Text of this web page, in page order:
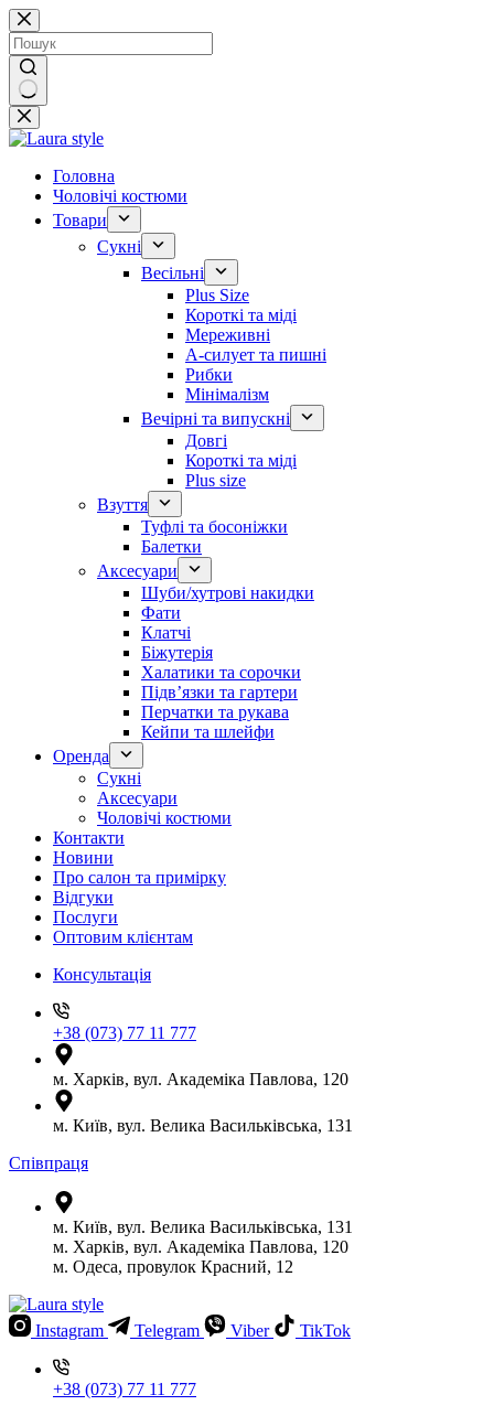
Перейти
до
вмісту
Немає
результатів
Головна
Чоловічі костюми
Товари
Сукні
Весільні
Plus Size
Короткі та міді
Мереживні
А-силует та пишні
Рибки
Мінімалізм
Вечірні та випускні
Довгі
Короткі та міді
Plus size
Взуття
Туфлі та босоніжки
Балетки
Аксесуари
Шуби/хутрові накидки
Фати
Клатчі
Біжутерія
Халатики та сорочки
Підвʼязки та гартери
Перчатки та рукава
Кейпи та шлейфи
Оренда
Сукні
Аксесуари
Чоловічі костюми
Контакти
Новини
Про салон та примірку
Відгуки
Послуги
Оптовим клієнтам
Консультація
+38 (073) 77 11 777
м. Харків, вул. Академіка Павлова, 120
м. Київ, вул. Велика Васильківська, 131
Співпраця
м. Київ, вул. Велика Васильківська, 131
м. Харків, вул. Академіка Павлова, 120
м. Одеса, провулок Красний, 12
Instagram Telegram Viber TikTok
+38 (073) 77 11 777